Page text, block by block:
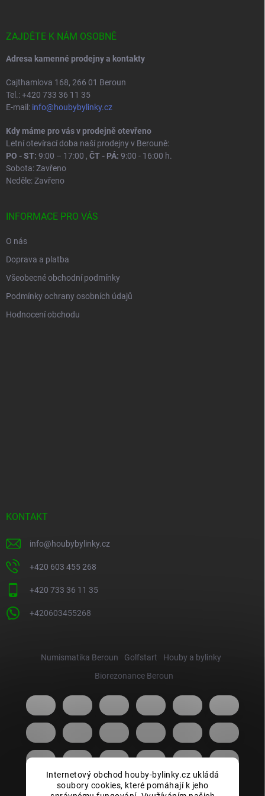
Internetový obchod houby-bylinky.cz ukládá
soubory cookies, které pomáhají k jeho
ZAJDĚTE K NÁM OSOBNĚ
Adresa kamenné prodejny a kontakty
Cajthamlova 168, 266 01 Beroun
Tel.: +420 733 36 11 35
E-mail: info@houbybylinky.cz
Kdy máme pro vás v prodejně otevřeno
Letní otevírací doba naší prodejny v Berouně:
PO - ST: 9:00 – 17:00 , ČT - PÁ: 9:00 - 16:00 h.
Sobota: Zavřeno
Neděle: Zavřeno
INFORMACE PRO VÁS
O nás
Doprava a platba
Všeobecné obchodní podmínky
Podmínky ochrany osobních údajů
Hodnocení obchodu
KONTAKT
info@houbybylinky.cz
+420 603 455 268
+420 733 36 11 35
+420603455268
Numismatika Beroun Golfstart
Houby a bylinky
Biorezonance Beroun